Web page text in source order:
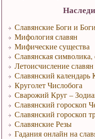
Славянские Боги и
Мифология славян
Мифические существа
Славянская символика,
Летоисчисление славян
Славянский календарь
Круголет Числобога
Сварожий Круг –
Славянский гороскоп
Славянский гороскоп
Славянские Резы
Гадания онлайн на